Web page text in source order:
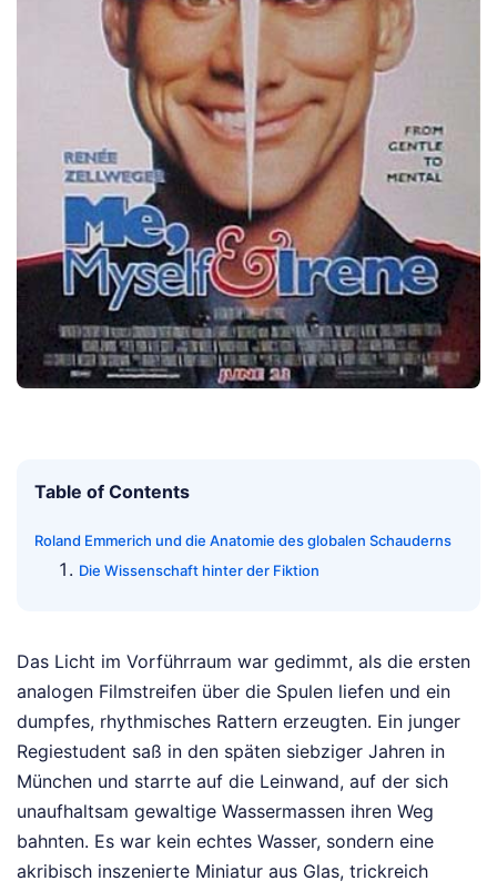
Table of Contents
Roland Emmerich und die Anatomie des globalen Schauderns
Die Wissenschaft hinter der Fiktion
Das Licht im Vorführraum war gedimmt, als die ersten
analogen Filmstreifen über die Spulen liefen und ein
dumpfes, rhythmisches Rattern erzeugten. Ein junger
Regiestudent saß in den späten siebziger Jahren in
München und starrte auf die Leinwand, auf der sich
unaufhaltsam gewaltige Wassermassen ihren Weg
bahnten. Es war kein echtes Wasser, sondern eine
akribisch inszenierte Miniatur aus Glas, trickreich